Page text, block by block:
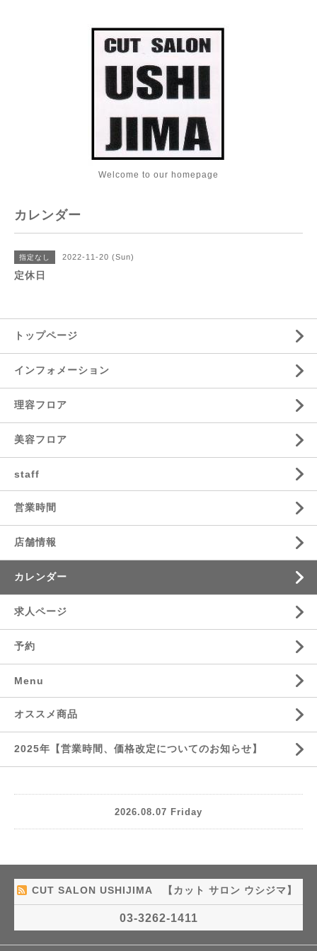
Welcome to our homepage
カレンダー
指定なし 2022-11-20 (Sun)
定休日
トップページ
インフォメーション
理容フロア
美容フロア
staff
営業時間
店舗情報
カレンダー
求人ページ
予約
Menu
オススメ商品
2025年【営業時間、価格改定についてのお知らせ】
2026.08.07 Friday
CUT SALON USHIJIMA 【カット サロン ウシジマ】
03-3262-1411